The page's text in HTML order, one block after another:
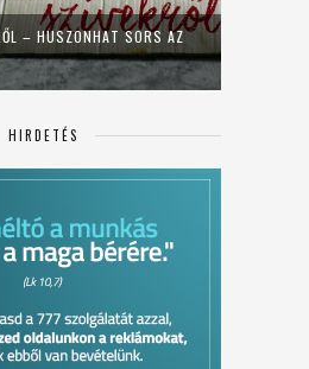
– HUSZONHAT SORS AZ
HIRDETÉS